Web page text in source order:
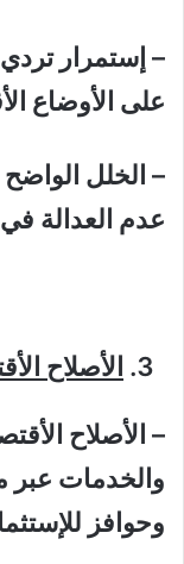
– إستمرار تردي
على الأوضاع
– الخلل
عدم العدالة في
الأصلاح
– الأصلاح
والخدمات عبر
وحوافز